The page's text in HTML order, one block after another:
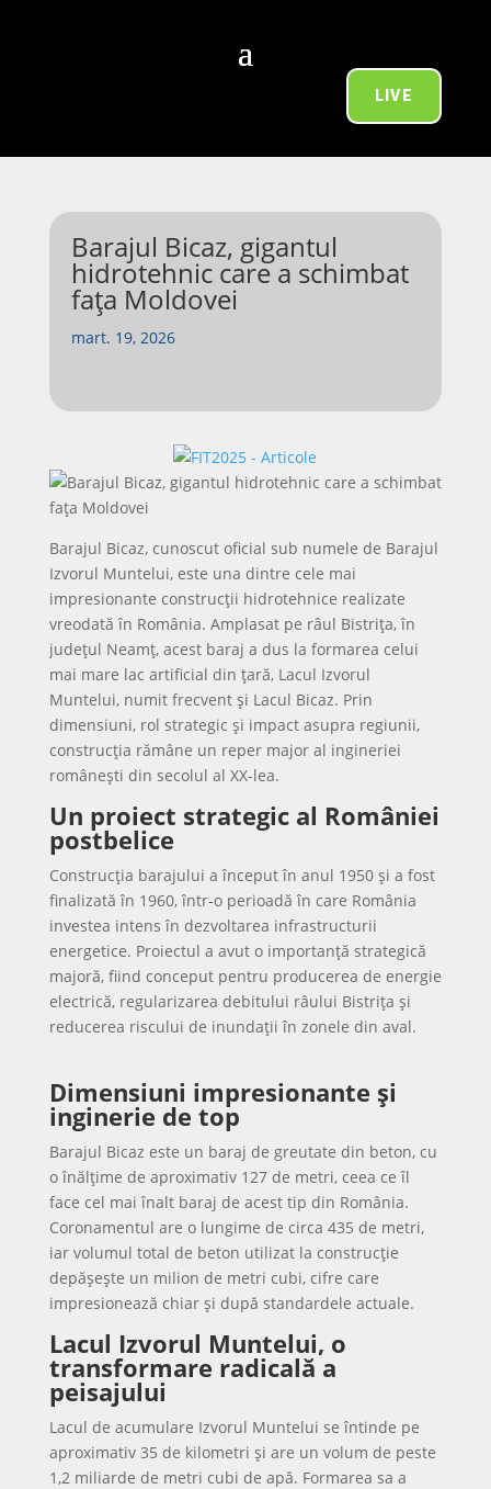
LIVE
Barajul Bicaz, gigantul
hidrotehnic care a schimbat
fața Moldovei
mart. 19, 2026
Barajul Bicaz, cunoscut oficial sub numele de Barajul
Izvorul Muntelui, este una dintre cele mai
impresionante construcții hidrotehnice realizate
vreodată în România. Amplasat pe râul Bistrița, în
județul Neamț, acest baraj a dus la formarea celui
mai mare lac artificial din țară, Lacul Izvorul
Muntelui, numit frecvent și Lacul Bicaz. Prin
dimensiuni, rol strategic și impact asupra regiunii,
construcția rămâne un reper major al ingineriei
românești din secolul al XX-lea.
Un proiect strategic al României
postbelice
Construcția barajului a început în anul 1950 și a fost
finalizată în 1960, într-o perioadă în care România
investea intens în dezvoltarea infrastructurii
energetice. Proiectul a avut o importanță strategică
majoră, fiind conceput pentru producerea de energie
electrică, regularizarea debitului râului Bistrița și
reducerea riscului de inundații în zonele din aval.
Dimensiuni impresionante și
inginerie de top
Barajul Bicaz este un baraj de greutate din beton, cu
o înălțime de aproximativ 127 de metri, ceea ce îl
face cel mai înalt baraj de acest tip din România.
Coronamentul are o lungime de circa 435 de metri,
iar volumul total de beton utilizat la construcție
depășește un milion de metri cubi, cifre care
impresionează chiar și după standardele actuale.
Lacul Izvorul Muntelui, o
transformare radicală a
peisajului
Lacul de acumulare Izvorul Muntelui se întinde pe
aproximativ 35 de kilometri și are un volum de peste
1,2 miliarde de metri cubi de apă. Formarea sa a